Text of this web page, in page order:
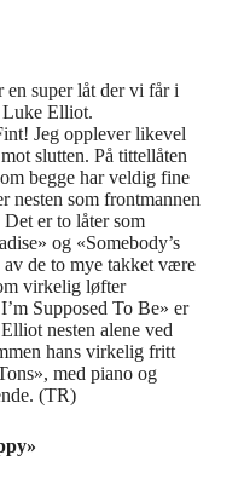
en super låt der vi får i
Luke Elliot.
Jeg opplever likevel
slutten. På tittellåten
begge har veldig fine
nesten som frontmannen
er to låter som
og «Somebody’s
av de to mye takket være
virkelig løfter
Supposed To Be» er
nesten alene ved
hans virkelig fritt
med piano og
(TR)